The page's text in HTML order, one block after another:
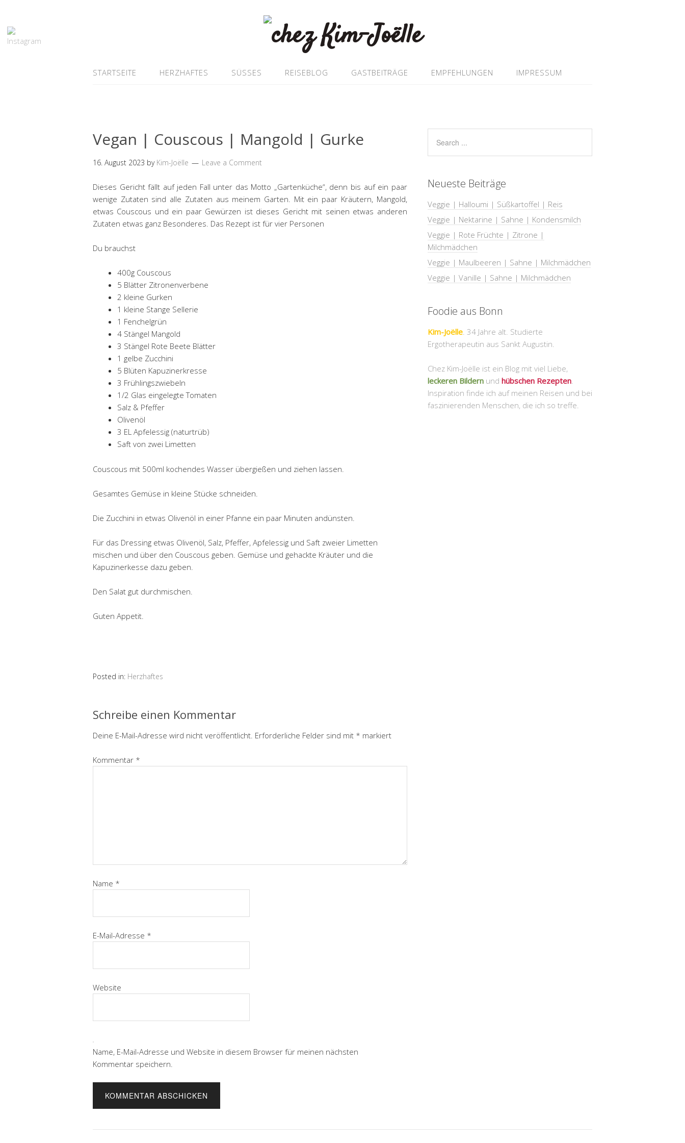
STARTSEITE HERZHAFTES SÜSSES REISEBLOG GASTBEITRÄGE EMPFEHLUNGEN IMPRESSUM
Vegan | Couscous | Mangold | Gurke
16. August 2023 by Kim-Joëlle Leave a Comment
Dieses Gericht fällt auf jeden Fall unter das Motto „Gartenküche“, denn bis auf ein paar
wenige Zutaten sind alle Zutaten aus meinem Garten. Mit ein paar Kräutern, Mangold,
etwas Couscous und ein paar Gewürzen ist dieses Gericht mit seinen etwas anderen
Zutaten etwas ganz Besonderes. Das Rezept ist für vier Personen
Du brauchst
400g Couscous
5 Blätter Zitronenverbene
2 kleine Gurken
1 kleine Stange Sellerie
1 Fenchelgrün
4 Stängel Mangold
3 Stängel Rote Beete Blätter
1 gelbe Zucchini
5 Blüten Kapuzinerkresse
3 Frühlingszwiebeln
1/2 Glas eingelegte Tomaten
Salz & Pfeffer
Olivenöl
3 EL Apfelessig (naturtrüb)
Saft von zwei Limetten
Couscous mit 500ml kochendes Wasser übergießen und ziehen lassen.
Gesamtes Gemüse in kleine Stücke schneiden.
Die Zucchini in etwas Olivenöl in einer Pfanne ein paar Minuten andünsten.
Für das Dressing etwas Olivenöl, Salz, Pfeffer, Apfelessig und Saft zweier Limetten
mischen und über den Couscous geben. Gemüse und gehackte Kräuter und die
Kapuzinerkesse dazu geben.
Den Salat gut durchmischen.
Guten Appetit.
Posted in: Herzhaftes
Schreibe einen Kommentar
Deine E-Mail-Adresse wird nicht veröffentlicht. Erforderliche Felder sind mit * markiert
Kommentar *
Name *
E-Mail-Adresse *
Website
Name, E-Mail-Adresse und Website in diesem Browser für meinen nächsten
Kommentar speichern.
Neueste Beiträge
Veggie | Halloumi | Süßkartoffel | Reis
Veggie | Nektarine | Sahne | Kondensmilch
Veggie | Rote Früchte | Zitrone |
Milchmädchen
Veggie | Maulbeeren | Sahne | Milchmädchen
Veggie | Vanille | Sahne | Milchmädchen
Foodie aus Bonn
Kim-Joëlle. 34 Jahre alt. Studierte
Ergotherapeutin aus Sankt Augustin.
Chez Kim-Joëlle ist ein Blog mit viel Liebe,
leckeren Bildernund hübschen Rezepten.
Inspiration finde ich auf meinen Reisen und bei
faszinierenden Menschen, die ich so treffe.